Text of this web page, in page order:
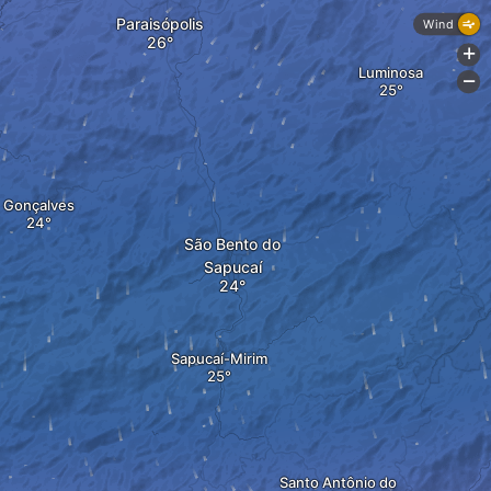
São Bento do
Sapucaí
Sapucaí-Mirim
Gonçalves
Paraisópolis
Santo Antônio do
Luminosa
Wind
+
-